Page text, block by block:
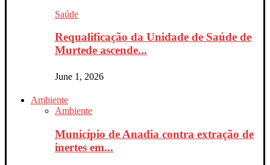
Saúde
Requalificação da Unidade de Saúde de
Murtede ascende...
June 1, 2026
Ambiente
Ambiente
Município de Anadia contra extração de
inertes em...